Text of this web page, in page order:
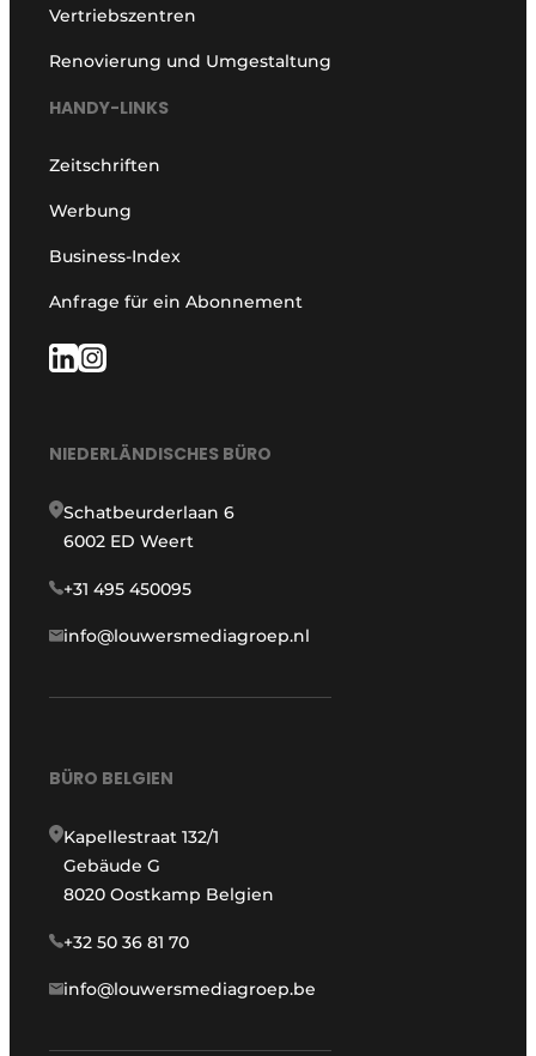
Vertriebszentren
Renovierung und Umgestaltung
HANDY-LINKS
Zeitschriften
Werbung
Business-Index
Anfrage für ein Abonnement
NIEDERLÄNDISCHES BÜRO
Schatbeurderlaan 6
6002 ED Weert
+31 495 450095
info@louwersmediagroep.nl
BÜRO BELGIEN
Kapellestraat 132/1
Gebäude G
8020 Oostkamp Belgien
+32 50 36 81 70
info@louwersmediagroep.be